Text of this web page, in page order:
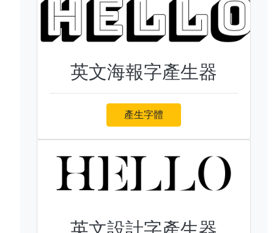
英文海報字產生器
產生字體